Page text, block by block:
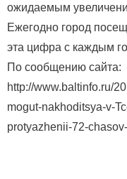
ожидаемым
Ежегодно город
эта цифра с каждым
По сообщению сайта:
http://www.baltinfo.ru/
mogut-nakhoditsya-v-
protyazhenii-72-